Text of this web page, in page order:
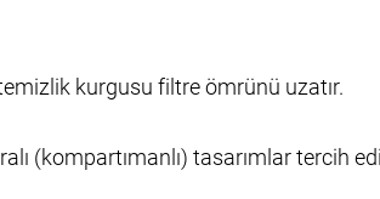
kurgusu filtre ömrünü uzatır.
(kompartımanlı) tasarımlar tercih